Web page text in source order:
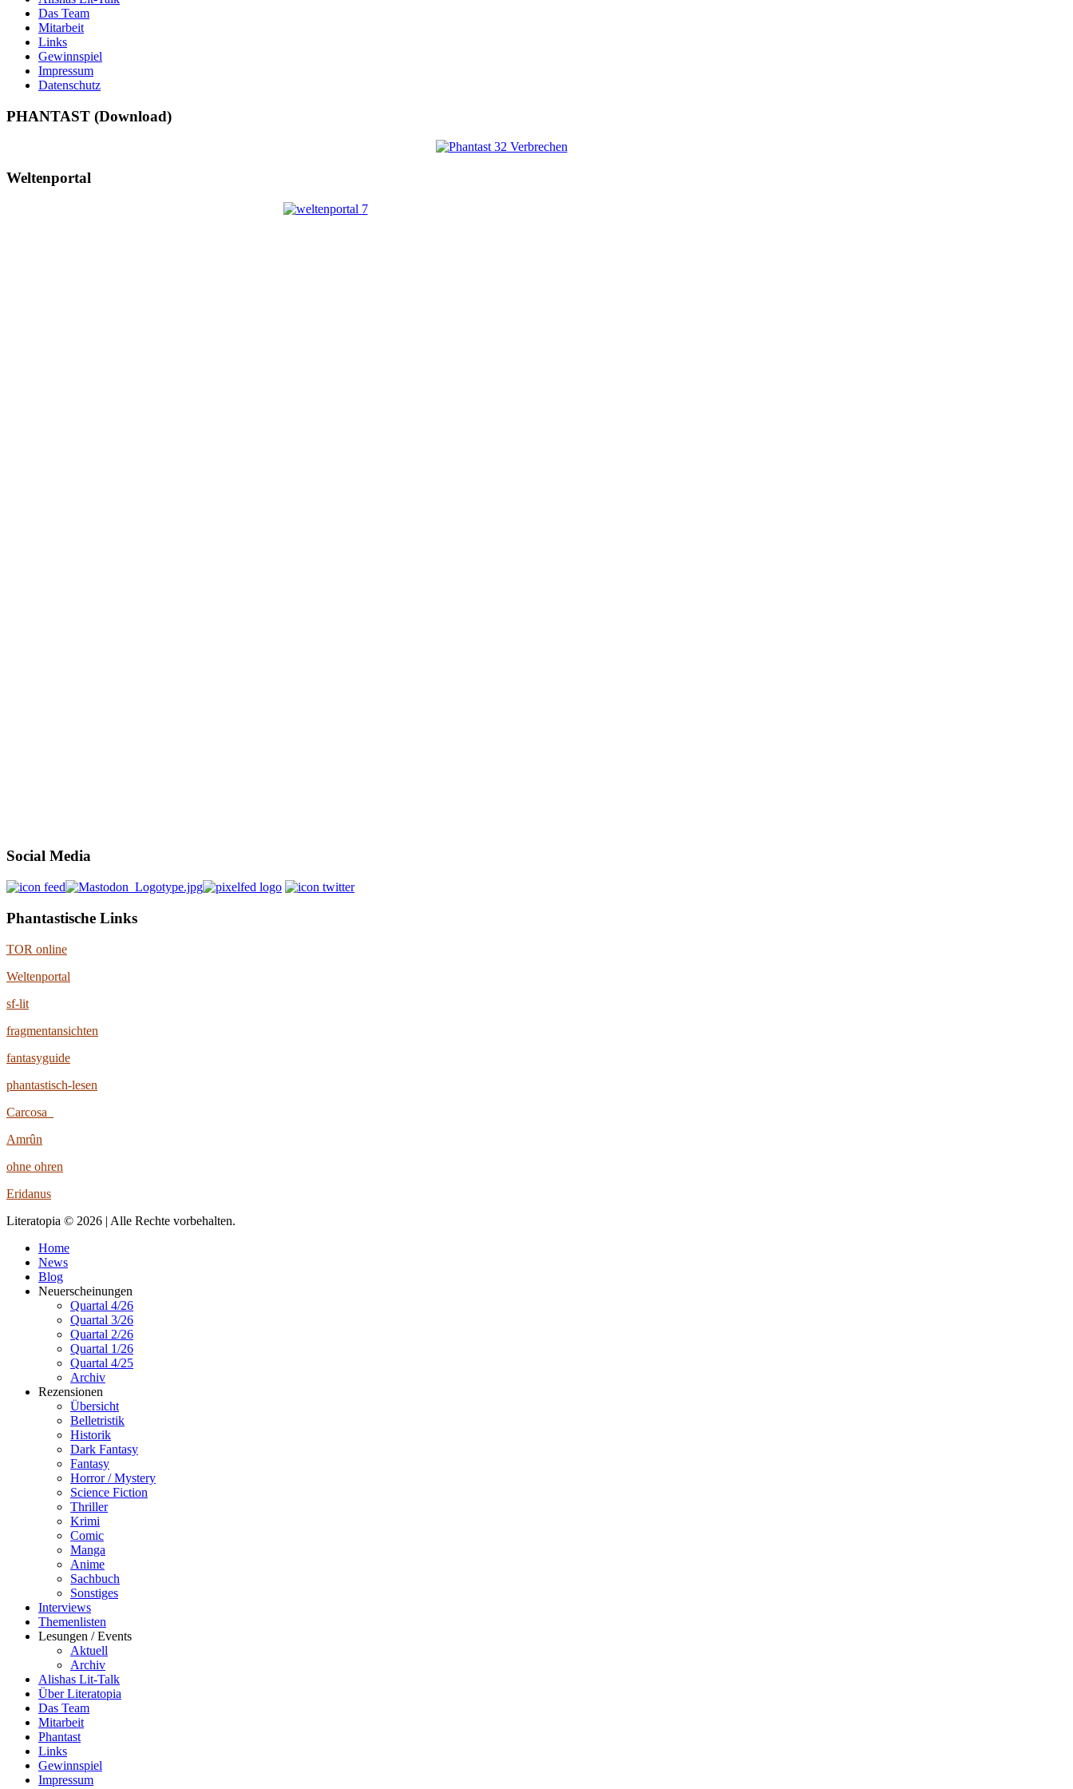
Das Team
Mitarbeit
Links
Gewinnspiel
Impressum
Datenschutz
PHANTAST (Download)
Weltenportal
Social Media
Phantastische Links
TOR online
Weltenportal
sf-lit
fragmentansichten
fantasyguide
phantastisch-lesen
Carcosa
Amrûn
ohne ohren
Eridanus
Literatopia © 2026 | Alle Rechte vorbehalten.
Home
News
Blog
Neuerscheinungen
Quartal 4/26
Quartal 3/26
Quartal 2/26
Quartal 1/26
Quartal 4/25
Archiv
Rezensionen
Übersicht
Belletristik
Historik
Dark Fantasy
Fantasy
Horror / Mystery
Science Fiction
Thriller
Krimi
Comic
Manga
Anime
Sachbuch
Sonstiges
Interviews
Themenlisten
Lesungen / Events
Aktuell
Archiv
Alishas Lit-Talk
Über Literatopia
Das Team
Mitarbeit
Phantast
Links
Gewinnspiel
Impressum